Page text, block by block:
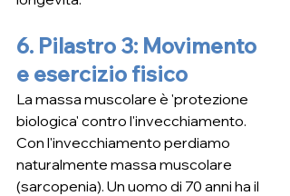
6. Pilastro 3: Movimento
e esercizio fisico
La massa muscolare è 'protezione
biologica' contro l'invecchiamento.
Con l'invecchiamento perdiamo
naturalmente massa muscolare
(sarcopenia). Un uomo di 70 anni ha il